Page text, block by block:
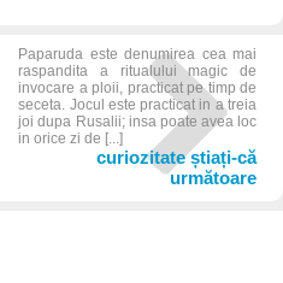
Paparuda este denumirea cea mai
raspandita a ritualului magic de
invocare a ploii, practicat pe timp de
seceta. Jocul este practicat in a treia
joi dupa Rusalii; insa poate avea loc
in orice zi de [...]
curiozitate știați-că
următoare